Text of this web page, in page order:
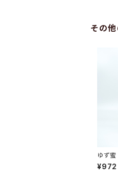
その
ゆず
¥972